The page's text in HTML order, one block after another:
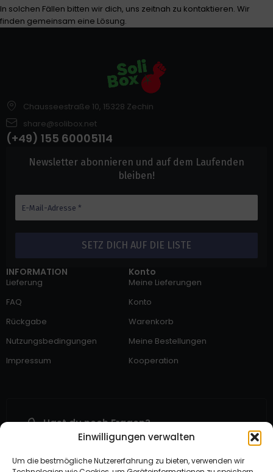
Einwilligungen verwalten
Um die bestmögliche Nutzererfahrung zu bieten, verwenden wir
In solchen Fällen bitten wir dich, uns zeitnah zu kontaktieren. Wir
finden gemeinsam eine Lösung.
Chausseestraße 10, 15328 Zechin
share@solibox.net
(+49) 155 60005114
INFORMATION
Lieferung
FAQ
Rückgabe
Nutzungsbedingungen
Impressum
Konto
Meine Lieferungen
Konto
Warenkorb
Meine Bestellungen
Kooperation
Newsletter abonnieren und auf dem Laufenden
bleiben!
Hast du noch Fragen?
Uns Kontaktieren